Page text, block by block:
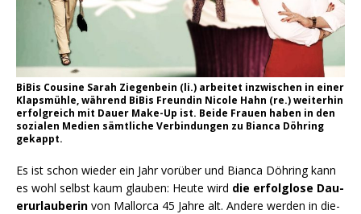
BiBis Cousine Sarah Ziegenbein (li.) arbeitet inzwischen in einer
Klapsmühle, während BiBis Freundin Nicole Hahn (re.) weiterhin
erfolgreich mit Dauer Make-Up ist. Beide Frauen haben in den
sozialen Medien sämtliche Verbindungen zu Bianca Döhring
gekappt.
Es ist schon wie­der ein Jahr vor­über und Bian­ca Döh­ring kann
es wohl selbst kaum glau­ben: Heu­te wird die erfolg­lo­se Dau­
er­ur­lau­be­rin von Mal­lor­ca 45 Jah­re alt. Ande­re wer­den in die­